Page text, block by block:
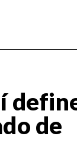
de